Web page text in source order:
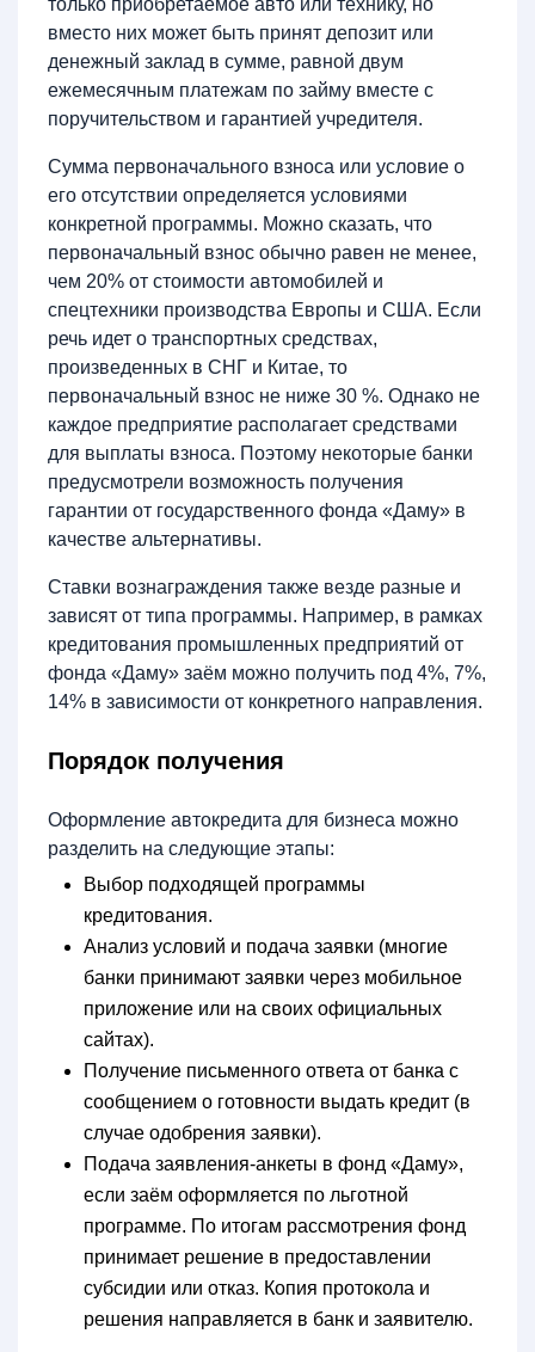
только приобретаемое авто или технику, но
вместо них может быть принят депозит или
денежный заклад в сумме, равной двум
ежемесячным платежам по займу вместе с
поручительством и гарантией учредителя.
Сумма первоначального взноса или условие о
его отсутствии определяется условиями
конкретной программы. Можно сказать, что
первоначальный взнос обычно равен не менее,
чем 20% от стоимости автомобилей и
спецтехники производства Европы и США. Если
речь идет о транспортных средствах,
произведенных в СНГ и Китае, то
первоначальный взнос не ниже 30 %. Однако не
каждое предприятие располагает средствами
для выплаты взноса. Поэтому некоторые банки
предусмотрели возможность получения
гарантии от государственного фонда «Даму» в
качестве альтернативы.
Ставки вознаграждения также везде разные и
зависят от типа программы. Например, в рамках
кредитования промышленных предприятий от
фонда «Даму» заём можно получить под 4%, 7%,
14% в зависимости от конкретного направления.
Порядок получения
Оформление автокредита для бизнеса можно
разделить на следующие этапы:
Выбор подходящей программы
кредитования.
Анализ условий и подача заявки (многие
банки принимают заявки через мобильное
приложение или на своих официальных
сайтах).
Получение письменного ответа от банка с
сообщением о готовности выдать кредит (в
случае одобрения заявки).
Подача заявления-анкеты в фонд «Даму»,
если заём оформляется по льготной
программе. По итогам рассмотрения фонд
принимает решение в предоставлении
субсидии или отказ. Копия протокола и
решения направляется в банк и заявителю.